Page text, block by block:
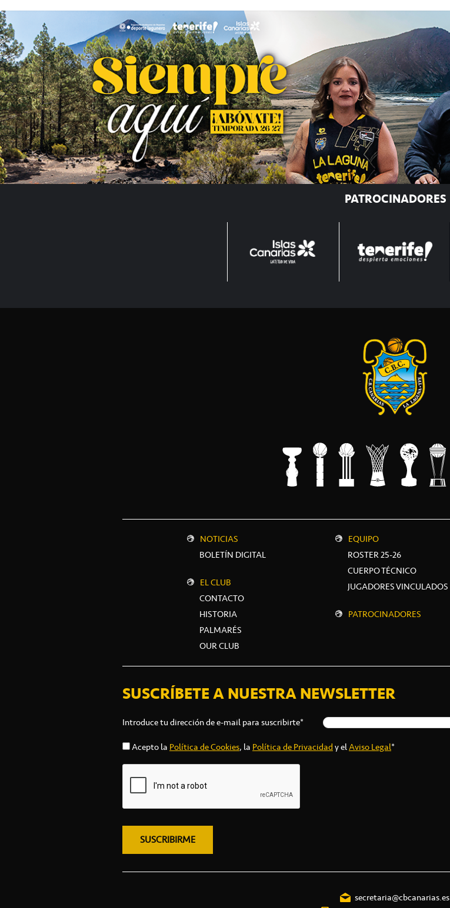
PATROCINADORES
NOTICIAS
BOLETÍN DIGITAL
EL CLUB
CONTACTO
HISTORIA
PALMARÉS
OUR CLUB
EQUIPO
ROSTER 25-26
CUERPO TÉCNICO
JUGADORES VINCULADOS
PATROCINADORES
SUSCRÍBETE A NUESTRA NEWSLETTER
Introduce tu dirección de e-mail para suscribirte*
Acepto laPolítica de Cookies, laPolítica de Privacidady elAviso Legal*
secretaria@cbcanarias.es